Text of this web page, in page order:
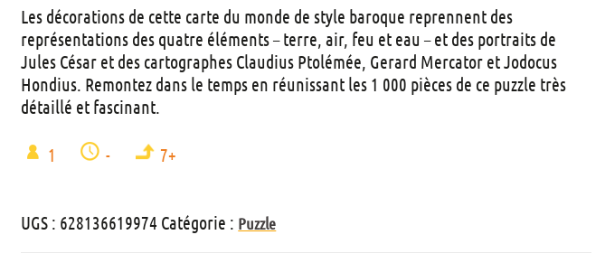
i
t
s
Les décorations de cette carte du monde de style baroque reprennent des
représentations des quatre éléments – terre, air, feu et eau – et des portraits de
Jules César et des cartographes Claudius Ptolémée, Gerard Mercator et Jodocus
Hondius. Remontez dans le temps en réunissant les 1 000 pièces de ce puzzle très
détaillé et fascinant.
1 - 7+
UGS : 628136619974 Catégorie : Puzzle